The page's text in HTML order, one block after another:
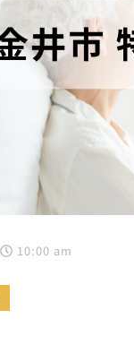
10:00 am